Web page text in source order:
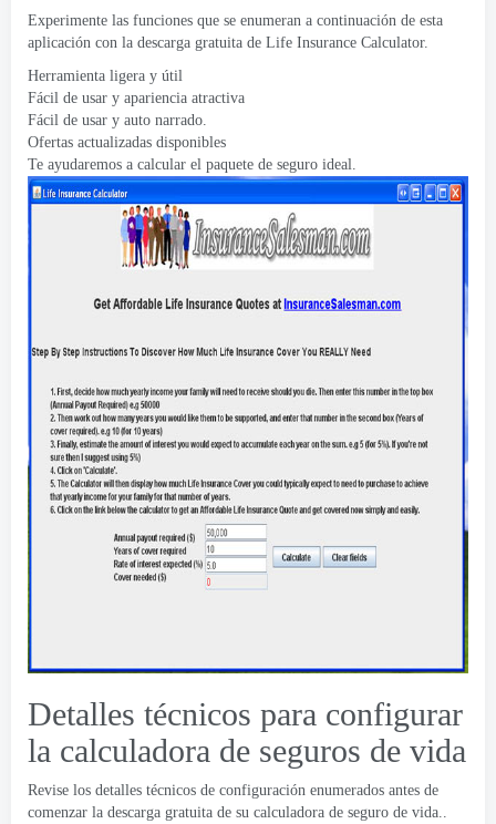
Experimente las funciones que se enumeran a continuación de esta
aplicación con la descarga gratuita de Life Insurance Calculator.
Herramienta ligera y útil
Fácil de usar y apariencia atractiva
Fácil de usar y auto narrado.
Ofertas actualizadas disponibles
Te ayudaremos a calcular el paquete de seguro ideal.
Detalles técnicos para configurar
la calculadora de seguros de vida
Revise los detalles técnicos de configuración enumerados antes de
comenzar la descarga gratuita de su calculadora de seguro de vida..